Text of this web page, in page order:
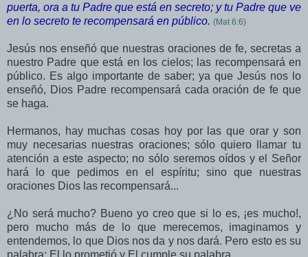
puerta, ora a tu Padre que está en secreto; y tu Padre que ve
en lo secreto te recompensará en público. (Mat 6:6)
Jesús nos enseñó que nuestras oraciones de fe, secretas a
nuestro Padre que está en los cielos; las recompensará en
público. Es algo importante de saber; ya que Jesús nos lo
enseñó, Dios Padre recompensará cada oración de fe que
se haga.
Hermanos, hay muchas cosas hoy por las que orar y son
muy necesarias nuestras oraciones; sólo quiero llamar tu
atención a este aspecto; no sólo seremos oídos y el Señor
hará lo que pedimos en el espíritu; sino que nuestras
oraciones Dios las recompensará...
¿No será mucho? Bueno yo creo que si lo es, ¡es mucho!,
pero mucho más de lo que merecemos, imaginamos y
entendemos, lo que Dios nos da y nos dará. Pero esto es su
palabra; El lo prometió y El cumple su palabra.